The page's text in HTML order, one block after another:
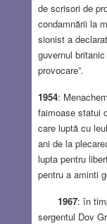
de scrisori de
condamnării la
sionist a
guvernul
provocare”.
1954:
faimoase statui
care luptă cu
ani de la
lupta pentru
pentru a aminti
1967: în
sergentul Dov